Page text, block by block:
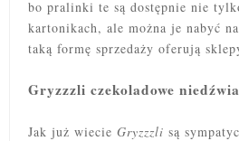
bo pralinki te są dostępnie nie
kartonikach, ale można je nabyć
taką formę sprzedaży oferują
Gryzzzli czekoladowe
Jak już wiecie Gryzzzli są